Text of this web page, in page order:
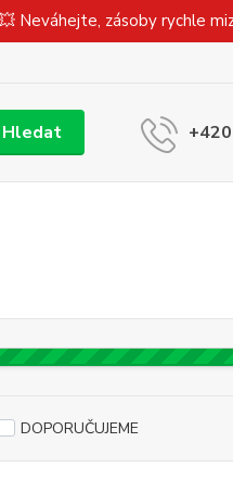
Neváhejte, zásoby rychle
Hledat
DOPORUČUJEME